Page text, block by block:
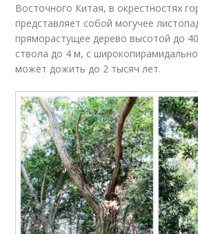
Восточного Китая, в окрестностях
представляет собой могучее
пряморастущее дерево высотой до
ствола до 4 м, с
может дожить до 2 тысяч лет.